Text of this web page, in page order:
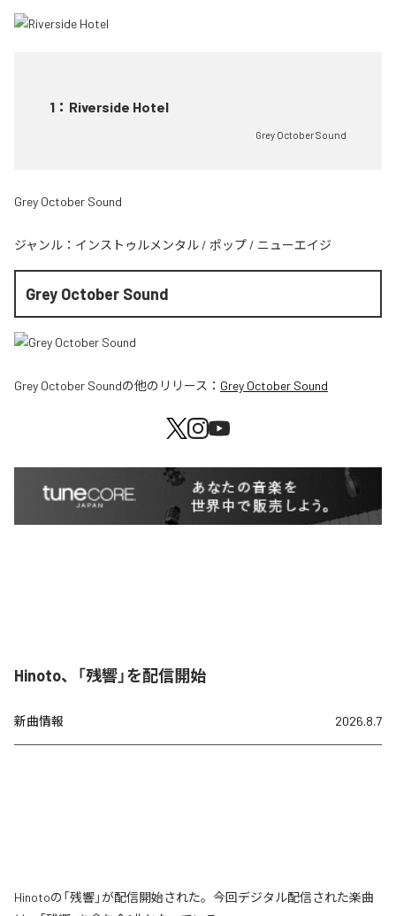
1 ： Riverside Hotel
Grey October Sound
Grey October Sound
ジャンル： インストゥルメンタル / ポップ / ニューエイジ
Grey October Sound
Grey October Soundの他のリリース： Grey October Sound
Hinoto、「残響」を配信開始
新曲情報 2026.8.7
Hinotoの「残響」が配信開始された。今回デジタル配信された楽曲